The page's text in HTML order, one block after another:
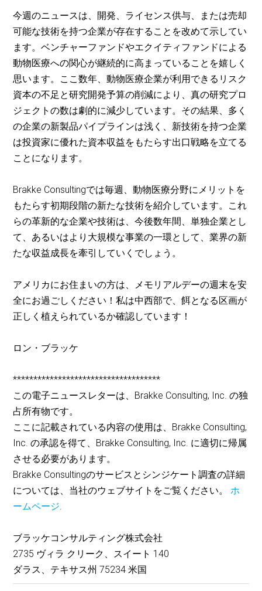
今週のニュースは、開発、ライセンス供与、または売却
可能な技術を持つ企業が存在することを改めて示してい
ます。ベンチャーファンドやエクイティファンドによる
動物医療への関心が継続的に高まっていることを嬉しく
思います。ここ数年、動物医療企業が利用できるリスク
資本の不足と研究開発予算の削減により、真の研究プロ
ジェクトの数は劇的に減少しています。その結果、多く
の企業の新製品パイプラインは浅く、新技術を持つ企業
は投資家に優れた資本収益をもたらす出口戦略を立てる
ことになります。
Brakke Consultingでは毎週、動物医療分野にメリットを
もたらす初期段階の新たな技術を紹介しています。これ
らの革新的な企業や技術は、今後数年間、単独企業とし
て、あるいはより大規模な事業の一環として、業界の新
たな収益成長を牽引していくでしょう。
アメリカにお住まいの方は、メモリアルデーの週末を安
全にお過ごしください！私は中西部で、餌となる区画が
正しく植えられているか確認しています！
ロン・ブラッケ
************************************
この電子ニュースレターは、Brakke Consulting, Inc. の独
占所有物です。
ここに記載されている内容の使用は、Brakke Consulting,
Inc. の承認を得て、Brakke Consulting, Inc. に適切に帰属
させる必要があります。
Brakke Consultingのサービスとシンジケート調査の詳細
については、当社のウェブサイトをご覧ください。ホ
ームページ.
ブラッケコンサルティング株式会社
2735 ヴィラ クリーク、スイート 140
ダラス、テキサス州 75234 米国